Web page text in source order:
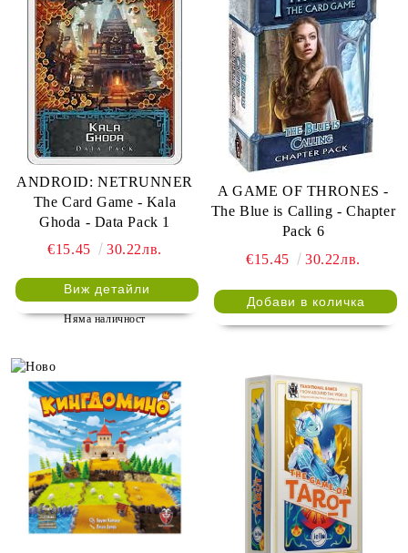
ANDROID: NETRUNNER
The Card Game - Kala
Ghoda - Data Pack 1
€15.45
30.22лв.
Виж детайли
Няма наличност
A GAME OF THRONES -
The Blue is Calling - Chapter
Pack 6
€15.45
30.22лв.